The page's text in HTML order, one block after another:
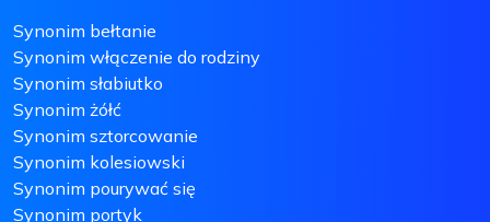
Synonim bełtanie
Synonim włączenie do rodziny
Synonim słabiutko
Synonim żółć
Synonim sztorcowanie
Synonim kolesiowski
Synonim pourywać się
Synonim portyk